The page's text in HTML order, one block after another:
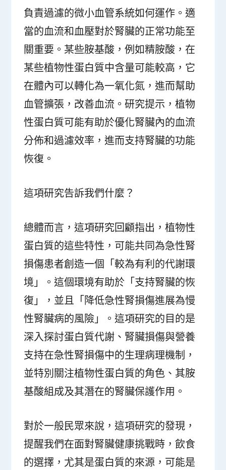
負責過濾的微小血管系統如何運作。適
當的血流和血壓對於腎臟的正常功能至
關重要。某些胺基酸，例如精胺酸，在
某些植物性蛋白質中含量可能較高，它
在體內可以轉化為一氧化氮，進而幫助
血管擴張，改善血流。研究提示，植物
性蛋白質可能有助於優化腎臟內的血流
分佈和過濾效率，進而支持腎臟的功能
恢復。
這項研究告訴我們什麼？
總體而言，這項研究回顧指出，植物性
蛋白質的這些特性，可能共同為急性腎
損傷患者創造一個「較為有利的代謝環
境」。這個環境有助於「支持腎臟的恢
復」，並且「降低急性腎損傷進展為慢
性腎臟病的風險」。這項研究的目的是
深入探討蛋白質代謝、腎臟損傷與營養
支持在急性腎損傷中的生理病理機制，
並特別關注植物性蛋白質的角色、其胺
基酸組成及其潛在的腎臟保護作用。
對於一般民眾來說，這項研究的發現，
提醒我們在面對腎臟健康挑戰時，飲食
的選擇，尤其是蛋白質的來源，可能是